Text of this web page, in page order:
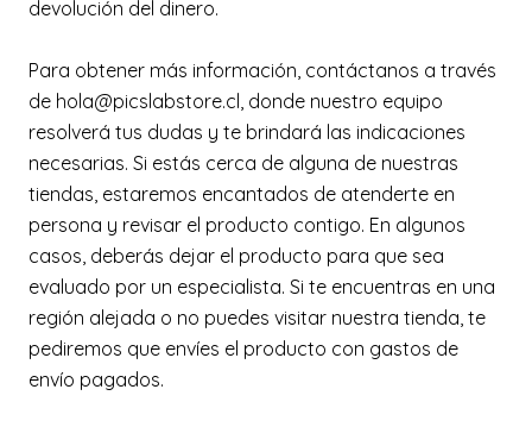
devolución del dinero.
Para obtener más información, contáctanos a través
de hola@picslabstore.cl, donde nuestro equipo
resolverá tus dudas y te brindará las indicaciones
necesarias. Si estás cerca de alguna de nuestras
tiendas, estaremos encantados de atenderte en
persona y revisar el producto contigo. En algunos
casos, deberás dejar el producto para que sea
evaluado por un especialista. Si te encuentras en una
región alejada o no puedes visitar nuestra tienda, te
pediremos que envíes el producto con gastos de
envío pagados.